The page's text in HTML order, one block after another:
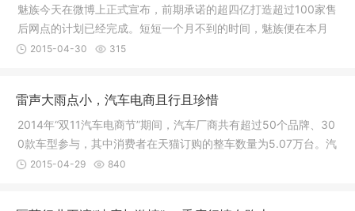
怎样的“工匠精神”?
魅族今天在微博上正式宣布，前期承诺的超四亿打造超过100家售
后网点的计划已经完成。短短一个月不到的时间，魅族便在本月
底成功将售后点数量提升到了100家以上，魅族着力打造优秀售后
2015-04-30 315
雷声大雨点小，汽车电商且行且珍惜
2014年“双11汽车电商节”期间，汽车厂商共有超过50个品牌、30
0款车型参与，其中消费者在天猫订购的整车数量为5.07万台。汽
车电商的春天真的来了吗?谁又将成为汽车电商的主导者?
2015-04-29 840